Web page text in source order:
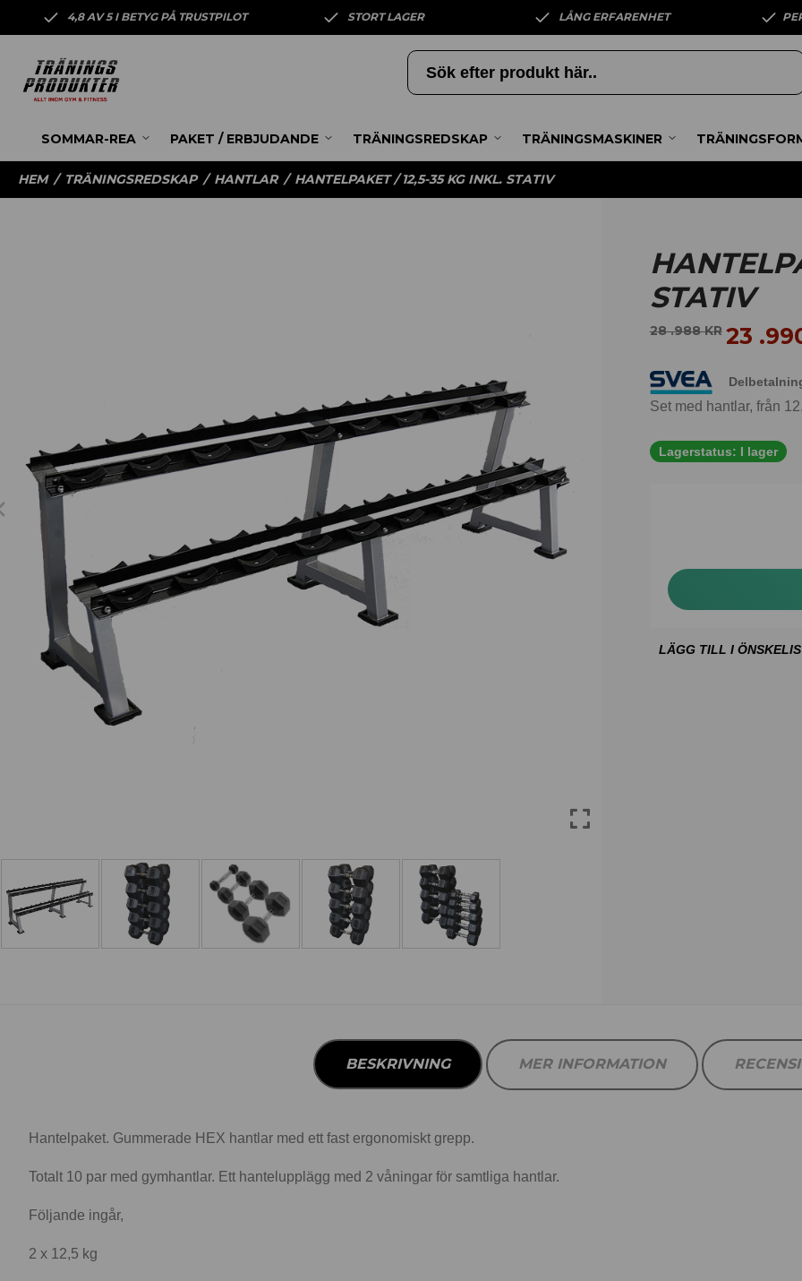
4,8 AV 5 I BETYG PÅ TRUSTPILOT STORT LAGER LÅNG ERFARENHET
SOMMAR-REA PAKET / ERBJUDANDE TRÄNINGSREDSKAP TRÄNINGSMASKINER
HEM / TRÄNINGSREDSKAP / HANTLAR / HANTELPAKET / 12,5-35 KG INKL. STATIV
STATIV
28 .988KR 23
Set med hantlar, från
Lagerstatus: I lager
BESKRIVNING MER INFORMATION
Hantelpaket. Gummerade HEX hantlar med ett fast ergonomiskt grepp.
Totalt 10 par med gymhantlar. Ett hantelupplägg med 2 våningar för samtliga hantlar.
Följande ingår,
2 x 12,5 kg